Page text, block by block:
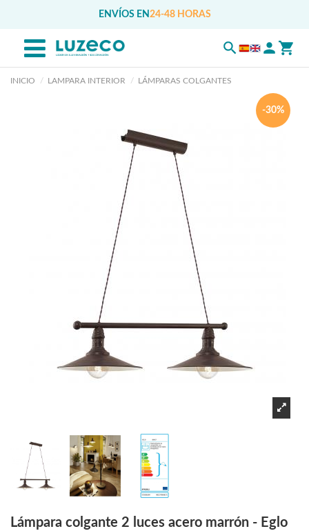
ENVÍOS EN 24-48 HORAS
INICIO LAMPARA INTERIOR LÁMPARAS COLGANTES
-30%
Lámpara colgante 2 luces acero marrón - Eglo